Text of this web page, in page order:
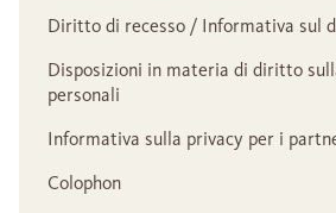
Diritto di recesso / Informativa sul
Disposizioni in materia di diritto
personali
Informativa sulla privacy per i
Colophon